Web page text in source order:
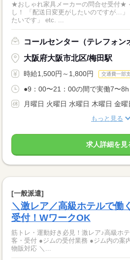
★おしゃれ家具メーカーの問合せ受付
し！ 「配送日変更がしたいのですが…」 「この商品の在庫を確認し
たいです」 etc. ...
コールセンター（テレフォン
大阪府大阪市北区/梅田駅
時給1,500円～1,800円 交通費一部
●9：00〜21：00の間で実働7〜
月曜日 火曜日 水曜日 木曜日 金
もっと見る
求人詳細を見
[一般派遣]
＼激レア／高級ホテルで働
受付！WワークOK
筋トレ・運動好き必見！激レア♪高級ホ
客・受付 ●ジムの受付業務 ●ジム内の案内 ●マシンのセッティング ●
物販対応 ＼...